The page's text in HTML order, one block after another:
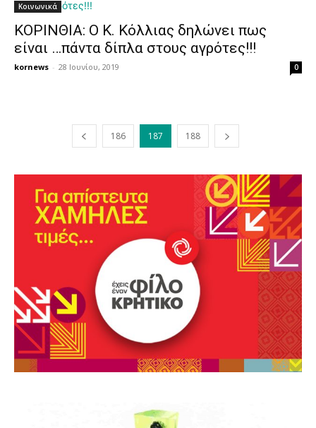
Κοινωνικά
ΚΟΡΙΝΘΙΑ: Ο Κ. Κόλλιας δηλώνει πως
είναι …πάντα δίπλα στους αγρότες!!!
kornews - 28 Ιουνίου, 2019 0
186 187 188